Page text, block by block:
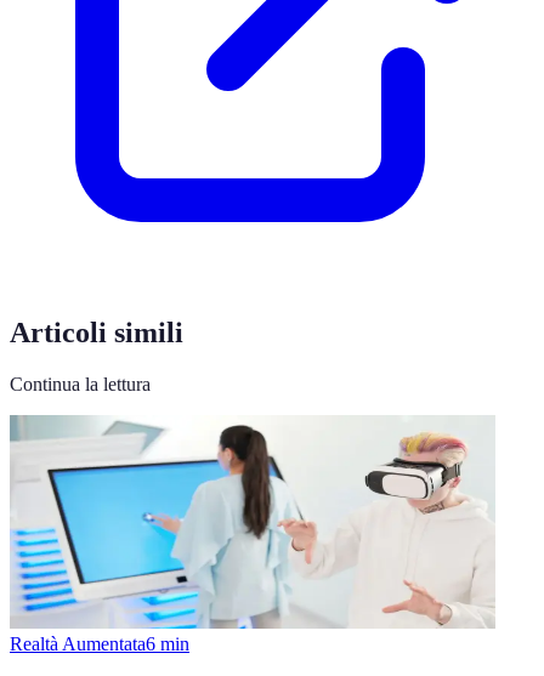
Articoli simili
Continua la lettura
Realtà Aumentata6 min